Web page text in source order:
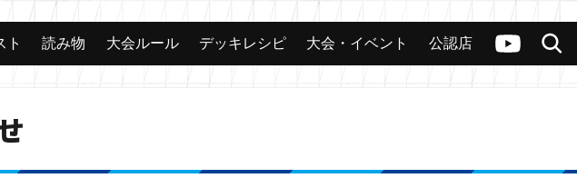
ヴァンガードch
検索
カード 大会 公認店舗 その他
ト 読み物 大会ルール デッキレシピ 大会・イベント 公認店